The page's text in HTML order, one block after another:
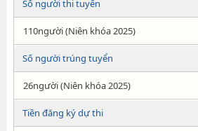
Số người thi tuyển
110người (Niên khóa 2025)
Số người trúng tuyển
26người (Niên khóa 2025)
Tiền đăng ký dự thi